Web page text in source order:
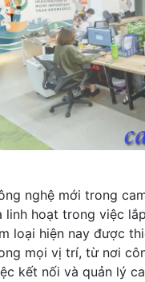
nghệ mới trong
linh hoạt trong việc
loại hiện nay được
mọi vị trí, từ nơi
kết nối và quản lý